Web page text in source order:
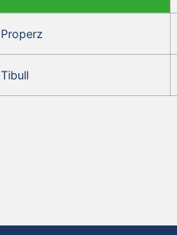
Properz
Tibull